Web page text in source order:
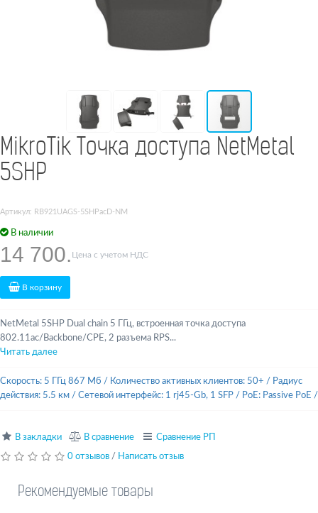
MikroTik Точка доступа NetMetal
5SHP
Артикул: RB921UAGS-5SHPacD-NM
В наличии
14 700. Цена с учетом НДС
В корзину
NetMetal 5SHP Dual chain 5 ГГц, встроенная точка доступа
802.11ac/Backbone/CPE, 2 разъема RPS...
Читать далее
Скорость: 5 ГГц 867 Мб / Количество активных клиентов: 50+ / Радиус
действия: 5.5 км / Сетевой интерфейс: 1 rj45-Gb, 1 SFP / PoE: Passive PoE /
В закладки В сравнение Сравнение РП
0 отзывов / Написать отзыв
Рекомендуемые товары